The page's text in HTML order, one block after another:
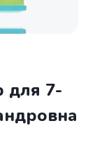
для 7-